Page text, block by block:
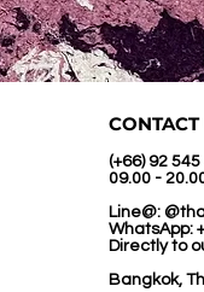
CONTACT
(+66) 92
09.00 -
Line@:
WhatsApp:
Directly to
Bangkok,